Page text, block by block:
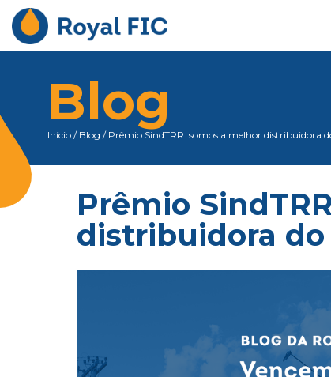
Blog
Início / Blog / Prêmio SindTRR: somos a melhor distribuidora
Prêmio
distribuidora